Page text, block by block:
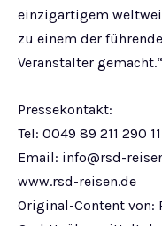
einzigartigem
zu einem der
Veranstalter gemacht.“
Pressekontakt:
Tel: 0049 89 211 290 11
Email: info@rsd-
www.rsd-reisen.de
Original-Content von: